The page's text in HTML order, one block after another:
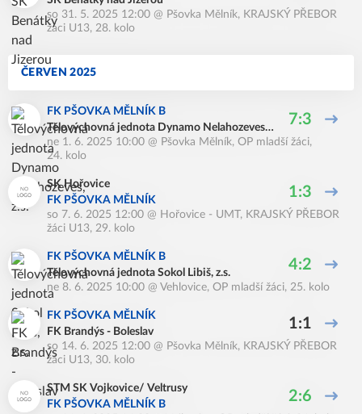
so 31. 5. 2025 12:00 @ Pšovka Mělník, KRAJSKÝ PŘEBOR
žáci U13, 28. kolo
ČERVEN 2025
FK PŠOVKA MĚLNÍK B
Tělovýchovná jednota Dynamo Nelahozeves,
z.s.
7:3
ne 1. 6. 2025 10:00 @ Pšovka Mělník, OP mladší žáci,
24. kolo
SK Hořovice
FK PŠOVKA MĚLNÍK
1:3
so 7. 6. 2025 12:00 @ Hořovice - UMT , KRAJSKÝ PŘEBOR
žáci U13, 29. kolo
FK PŠOVKA MĚLNÍK B
Tělovýchovná jednota Sokol Libiš, z.s.
4:2
ne 8. 6. 2025 10:00 @ Vehlovice, OP mladší žáci, 25. kolo
FK PŠOVKA MĚLNÍK
FK Brandýs - Boleslav
1:1
so 14. 6. 2025 12:00 @ Pšovka Mělník, KRAJSKÝ PŘEBOR
žáci U13, 30. kolo
STM SK Vojkovice/ Veltrusy
FK PŠOVKA MĚLNÍK B
2:6